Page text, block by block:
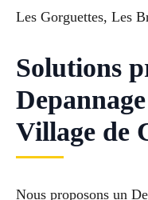
Les Gorguettes, Les
Solutions
Village de
Nous proposons un